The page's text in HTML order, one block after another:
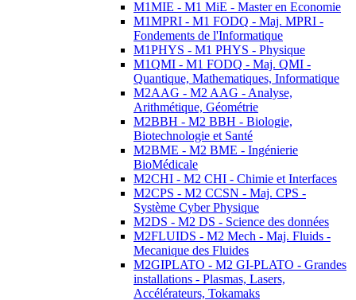
M1MIE - M1 MiE - Master en Economie
M1MPRI - M1 FODQ - Maj. MPRI -
Fondements de l'Informatique
M1PHYS - M1 PHYS - Physique
M1QMI - M1 FODQ - Maj. QMI -
Quantique, Mathematiques, Informatique
M2AAG - M2 AAG - Analyse,
Arithmétique, Géométrie
M2BBH - M2 BBH - Biologie,
Biotechnologie et Santé
M2BME - M2 BME - Ingénierie
BioMédicale
M2CHI - M2 CHI - Chimie et Interfaces
M2CPS - M2 CCSN - Maj. CPS -
Système Cyber Physique
M2DS - M2 DS - Science des données
M2FLUIDS - M2 Mech - Maj. Fluids -
Mecanique des Fluides
M2GIPLATO - M2 GI-PLATO - Grandes
installations - Plasmas, Lasers,
Accélérateurs, Tokamaks